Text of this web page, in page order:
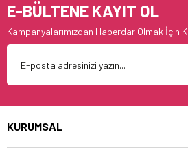
E-BÜLTENE KAYIT OL
Kampanyalarımızdan Haberdar Olmak İçin
KURUMSAL